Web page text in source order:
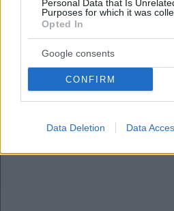
Personal Data that Is
Purposes for which it was
Opted In
Google consents
CONFIRM
Data Deletion Data
Your email address will not be published.
*